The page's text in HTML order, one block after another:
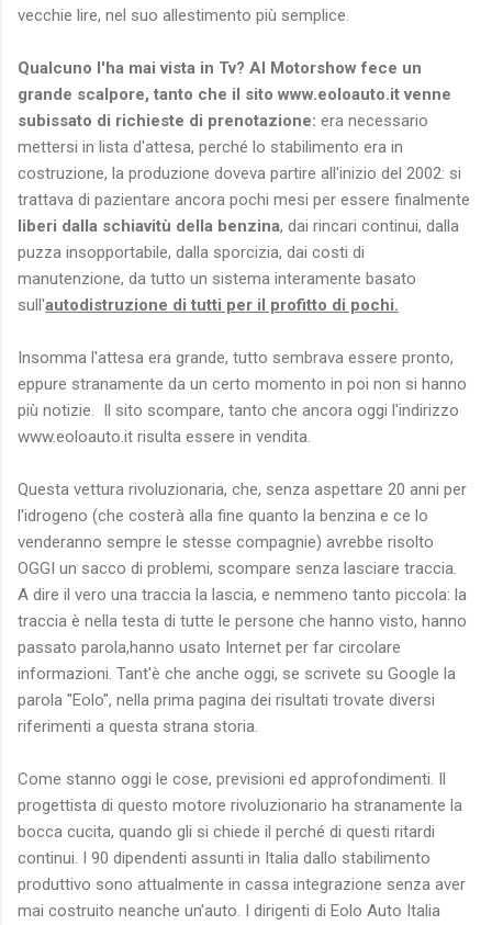
vecchie lire, nel suo allestimento più semplice.
Qualcuno l'ha mai vista in Tv? Al Motorshow fece un
grande scalpore, tanto che il sito www.eoloauto.it venne
subissato di richieste di prenotazione: era necessario
mettersi in lista d'attesa, perché lo stabilimento era in
costruzione, la produzione doveva partire all'inizio del 2002: si
trattava di pazientare ancora pochi mesi per essere finalmente
liberi dalla schiavitù della benzina, dai rincari continui, dalla
puzza insopportabile, dalla sporcizia, dai costi di
manutenzione, da tutto un sistema interamente basato
sull'autodistruzione di tutti per il profitto di pochi.
Insomma l'attesa era grande, tutto sembrava essere pronto,
eppure stranamente da un certo momento in poi non si hanno
più notizie. Il sito scompare, tanto che ancora oggi l'indirizzo
www.eoloauto.it risulta essere in vendita.
Questa vettura rivoluzionaria, che, senza aspettare 20 anni per
l'idrogeno (che costerà alla fine quanto la benzina e ce lo
venderanno sempre le stesse compagnie) avrebbe risolto
OGGI un sacco di problemi, scompare senza lasciare traccia.
A dire il vero una traccia la lascia, e nemmeno tanto piccola: la
traccia è nella testa di tutte le persone che hanno visto, hanno
passato parola,hanno usato Internet per far circolare
informazioni. Tant'è che anche oggi, se scrivete su Google la
parola "Eolo", nella prima pagina dei risultati trovate diversi
riferimenti a questa strana storia.
Come stanno oggi le cose, previsioni ed approfondimenti. Il
progettista di questo motore rivoluzionario ha stranamente la
bocca cucita, quando gli si chiede il perché di questi ritardi
continui. I 90 dipendenti assunti in Italia dallo stabilimento
produttivo sono attualmente in cassa integrazione senza aver
mai costruito neanche un'auto. I dirigenti di Eolo Auto Italia